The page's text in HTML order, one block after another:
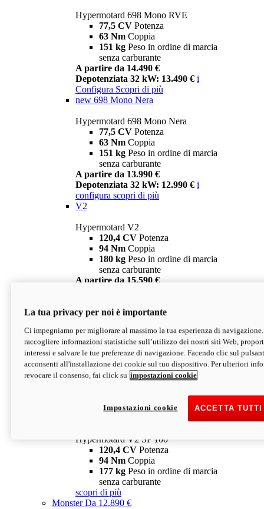
Hypermotard 698 Mono RVE
77,5 CV Potenza
63 Nm Coppia
151 kg Peso in ordine di marcia
senza carburante
A partire da 14.490 €
Depotenziata 32 kW: 13.490 € i
Configura Scopri di più
new 698 Mono Nera
Hypermotard 698 Mono Nera
77,5 CV Potenza
63 Nm Coppia
151 kg Peso in ordine di marcia
senza carburante
A partire da 13.990 €
Depotenziata 32 kW: 12.990 € i
configura scopri di più
V2
Hypermotard V2
120,4 CV Potenza
94 Nm Coppia
180 kg Peso in ordine di marcia
senza carburante
A partire da 15.590 €
V2 SP
Hypermotard V2 SP
120,4 CVPotenza
94 NmCoppia
177 kgPeso in ordine di marcia
senza carburante
Depotenziata 35 kW: 18.890 € i
configura scopri di più
Hypermotard V2 SP 100
120,4 CV Potenza
94 Nm Coppia
177 kg Peso in ordine di marcia
senza carburante
scopri di più
MonsterDa 12.890 €
La tua privacy per noi è importante
Ci impegniamo per migliorare al massimo la tua esperienza di
raccogliere informazioni statistiche sull’utilizzo dei nostri siti Web,
interessi e salvare le tue preferenze di navigazione. Facendo clic sul
acconsenti all'installazione dei cookie sul tuo dispositivo. Per ulteriori
revocare il consenso, fai click su impostazioni cookie
ACCETTA
Impostazioni cookie